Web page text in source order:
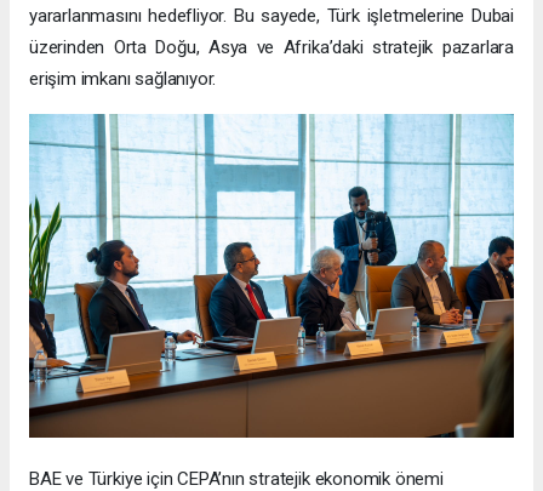
yararlanmasını hedefliyor. Bu sayede, Türk işletmelerine Dubai
üzerinden Orta Doğu, Asya ve Afrika’daki stratejik pazarlara
erişim imkanı sağlanıyor.
BAE ve Türkiye için CEPA’nın stratejik ekonomik önemi